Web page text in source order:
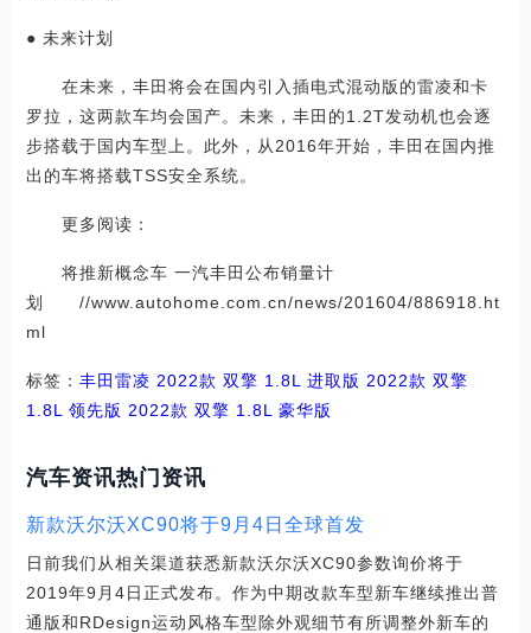
● 未来计划
在未来，丰田将会在国内引入插电式混动版的雷凌和卡
罗拉，这两款车均会国产。未来，丰田的1.2T发动机也会逐
步搭载于国内车型上。此外，从2016年开始，丰田在国内推
出的车将搭载TSS安全系统。
更多阅读：
将推新概念车 一汽丰田公布销量计
划 //www.autohome.com.cn/news/201604/886918.ht
ml
标签： 丰田 雷凌 2022款 双擎 1.8L 进取版 2022款 双擎
1.8L 领先版 2022款 双擎 1.8L 豪华版
汽车资讯热门资讯
新款沃尔沃XC90将于9月4日全球首发
日前我们从相关渠道获悉新款沃尔沃XC90参数询价将于
2019年9月4日正式发布。作为中期改款车型新车继续推出普
通版和RDesign运动风格车型除外观细节有所调整外新车的